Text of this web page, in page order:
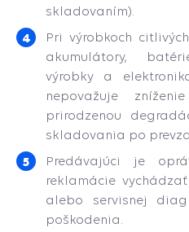
skladovaním).
Pri výrobkoch
akumulátory,
výrobky a
nepovažuje
prirodzenou
skladovania po
Predávajúci je
reklamácie
alebo servisnej
poškodenia.